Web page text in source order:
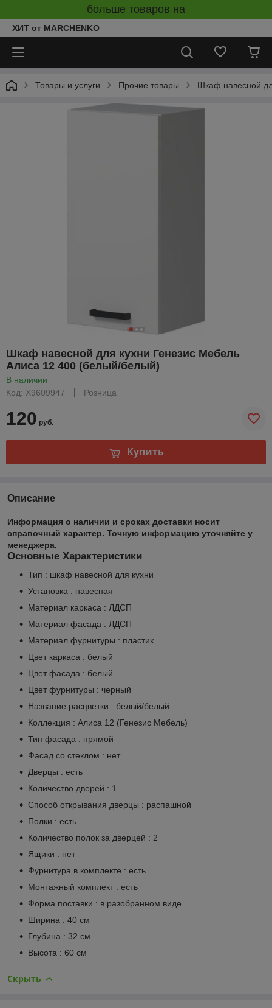
больше товаров на
ХИТ от MARCHENKO
Товары и услуги Прочие товары Шкаф навесной
Шкаф навесной для кухни Генезис Мебель
Алиса 12 400 (белый/белый)
В наличии
Код: Х9609947
Розница
120 руб.
Купить
Описание
Информация о наличии и сроках доставки носит
справочный характер. Точную информацию уточняйте у
менеджера.
Основные Характеристики
Тип : шкаф навесной для кухни
Установка : навесная
Материал каркаса : ЛДСП
Материал фасада : ЛДСП
Материал фурнитуры : пластик
Цвет каркаса : белый
Цвет фасада : белый
Цвет фурнитуры : черный
Название расцветки : белый/белый
Коллекция : Алиса 12 (Генезис Мебель)
Тип фасада : прямой
Фасад со стеклом : нет
Дверцы : есть
Количество дверей : 1
Способ открывания дверцы : распашной
Полки : есть
Количество полок за дверцей : 2
Ящики : нет
Фурнитура в комплекте : есть
Монтажный комплект : есть
Форма поставки : в разобранном виде
Ширина : 40 см
Глубина : 32 см
Высота : 60 см
Скрыть